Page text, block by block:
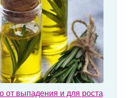
от выпадения и для роста